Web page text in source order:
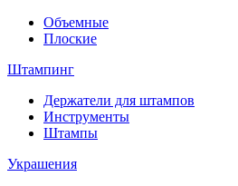
Объемные
Плоские
Штампинг
Держатели для штампов
Инструменты
Штампы
Украшения